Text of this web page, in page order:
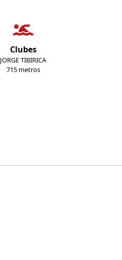
Clubes
JORGE TIBIRICA
715 metros